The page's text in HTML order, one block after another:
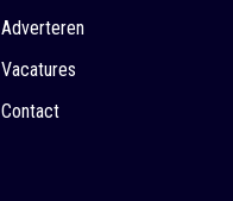
Adverteren
Vacatures
Contact